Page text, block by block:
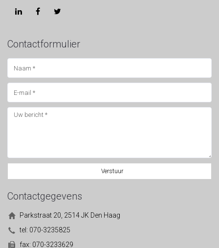
Studievertraging
Contactformulier
Verstuur
Contactgegevens
Parkstraat 20, 2514 JK Den Haag
tel: 070-3235825
fax: 070-3233629